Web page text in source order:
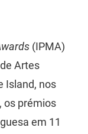
(IPMA)
Artes
Island, nos
os prémios
em 11